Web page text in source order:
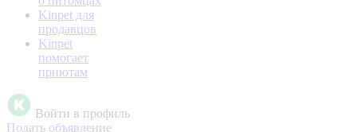
Kinpet для
продавцов
Kinpet
помогает
приютам
Войти в профиль
Подать объявление